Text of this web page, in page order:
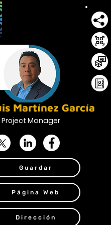
Martínez García
Project Manager
Guardar
Página Web
Dirección